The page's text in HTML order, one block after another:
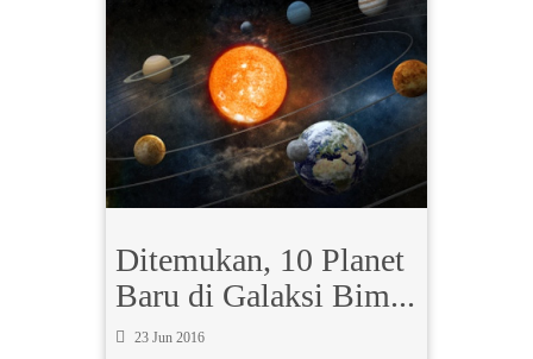
Ditemukan, 10 Planet
Baru di Galaksi Bim...
23 Jun 2016